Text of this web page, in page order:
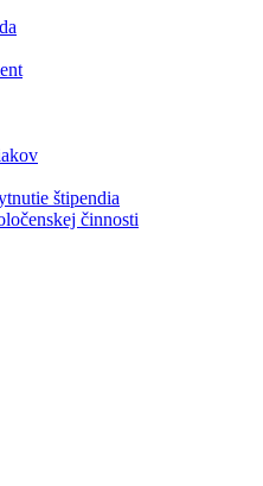
štipendia
činnosti